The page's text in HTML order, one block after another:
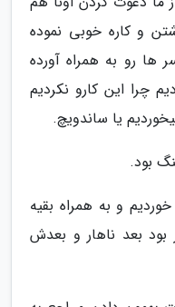
و کاره خوبی نموده
ها رو به همراه آورده
چرا این کارو نکردیم
یا ساندویچ.
بود.
و به همراه بقیه
بعد ناهار و بعدش